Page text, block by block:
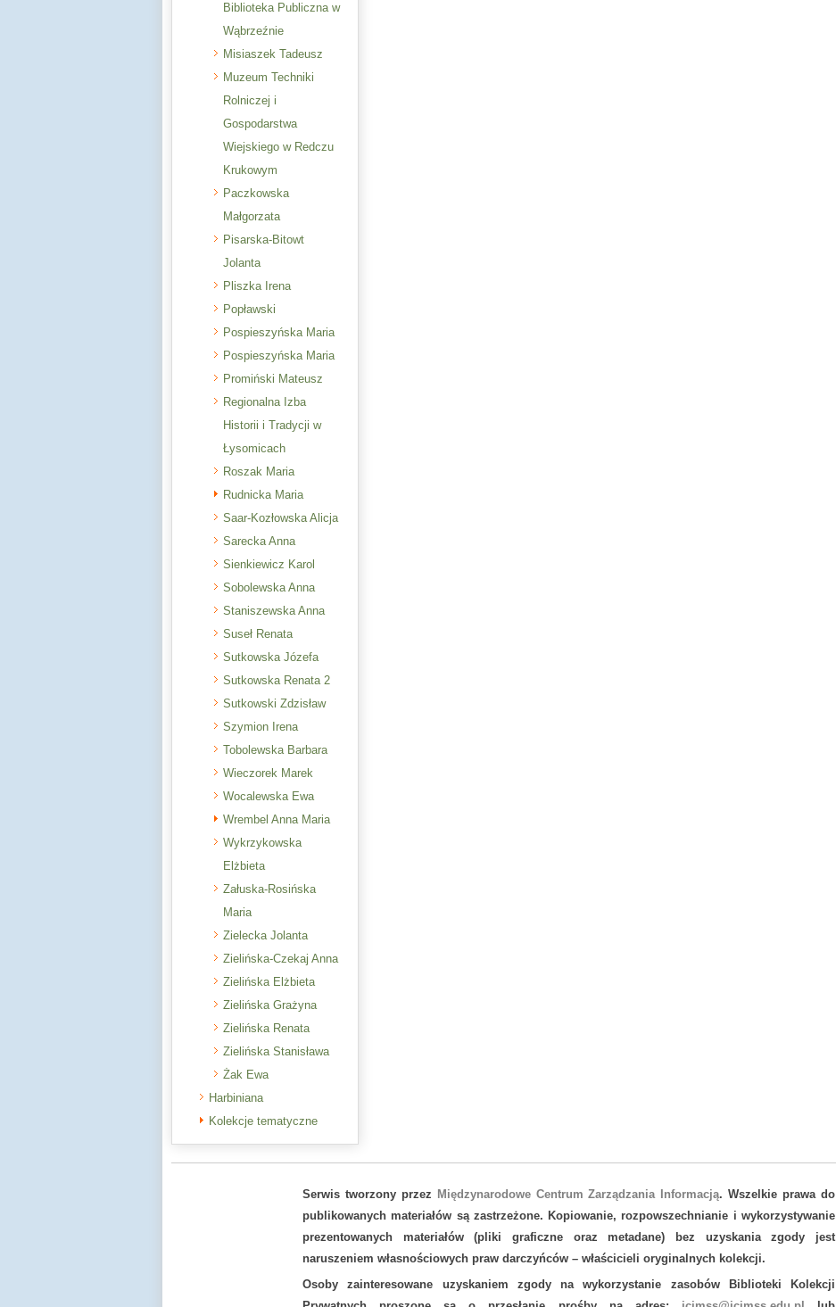
Biblioteka Publiczna w
Wąbrzeźnie
Misiaszek Tadeusz
Muzeum Techniki
Rolniczej i
Gospodarstwa
Wiejskiego w Redczu
Krukowym
Paczkowska
Małgorzata
Pisarska-Bitowt
Jolanta
Pliszka Irena
Popławski
Pospieszyńska Maria
Pospieszyńska Maria
Promiński Mateusz
Regionalna Izba
Historii i Tradycji w
Łysomicach
Roszak Maria
Rudnicka Maria
Saar-Kozłowska Alicja
Sarecka Anna
Sienkiewicz Karol
Sobolewska Anna
Staniszewska Anna
Suseł Renata
Sutkowska Józefa
Sutkowska Renata 2
Sutkowski Zdzisław
Szymion Irena
Tobolewska Barbara
Wieczorek Marek
Wocalewska Ewa
Wrembel Anna Maria
Wykrzykowska
Elżbieta
Załuska-Rosińska
Maria
Zielecka Jolanta
Zielińska-Czekaj Anna
Zielińska Elżbieta
Zielińska Grażyna
Zielińska Renata
Zielińska Stanisława
Żak Ewa
Harbiniana
Kolekcje tematyczne
Serwis tworzony przez Międzynarodowe Centrum Zarządzania Informacją. Wszelkie prawa do
publikowanych materiałów są zastrzeżone. Kopiowanie, rozpowszechnianie i wykorzystywanie
prezentowanych materiałów (pliki graficzne oraz metadane) bez uzyskania zgody jest
naruszeniem własnościowych praw darczyńców – właścicieli oryginalnych kolekcji.
Osoby zainteresowane uzyskaniem zgody na wykorzystanie zasobów Biblioteki Kolekcji